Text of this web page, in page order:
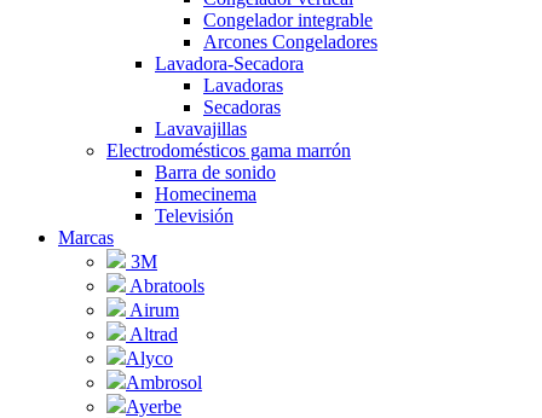
Congelador integrable
Arcones Congeladores
Lavadora-Secadora
Lavadoras
Secadoras
Lavavajillas
Electrodomésticos gama marrón
Barra de sonido
Homecinema
Televisión
Marcas
3M
Abratools
Airum
Altrad
Alyco
Ambrosol
Ayerbe